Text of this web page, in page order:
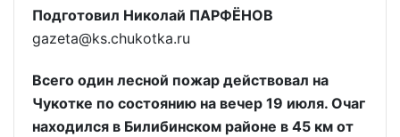
Подготовил Николай ПАРФЁНОВ
gazeta@ks.chukotka.ru
Всего один лесной пожар действовал на
Чукотке по состоянию на вечер 19 июля. Очаг
находился в Билибинском районе в 45 км от